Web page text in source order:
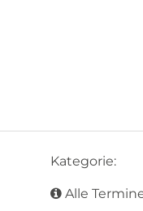
Kategorie:
Alle